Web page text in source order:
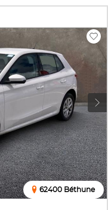
62400 Béthune